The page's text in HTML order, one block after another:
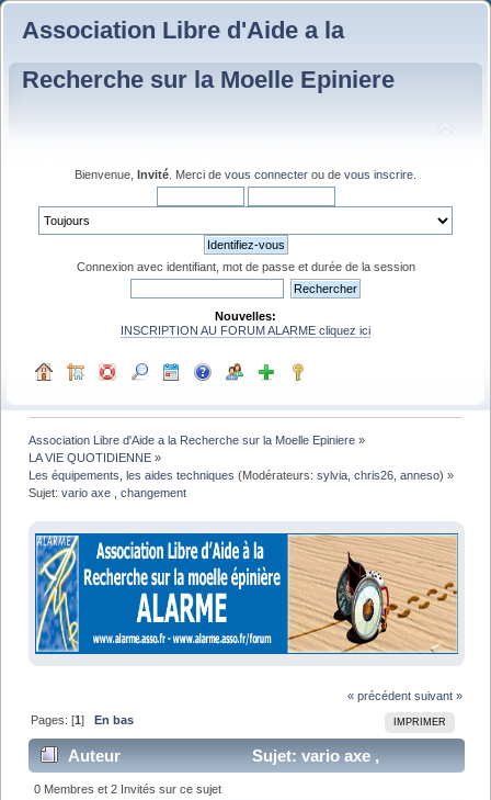
Association Libre d'Aide a la
Recherche sur la Moelle Epiniere
Bienvenue, Invité . Merci de vous connecter ou de vous inscrire
Connexion avec identifiant, mot de passe et durée de la session
Nouvelles:
INSCRIPTION AU FORUM ALARME cliquez ici
Association Libre d'Aide a la Recherche sur la Moelle Epiniere »
LA VIE QUOTIDIENNE »
Les équipements, les aides techniques (Modérateurs:sylvia ,chris26 ,anneso) »
Sujet:vario axe , changement
« précédent suivant »
IMPRIMER
Pages: [1] En bas
Auteur
Sujet: vario axe ,
changement (Lu 34605 fois)
0 Membres et 2 Invités sur ce sujet